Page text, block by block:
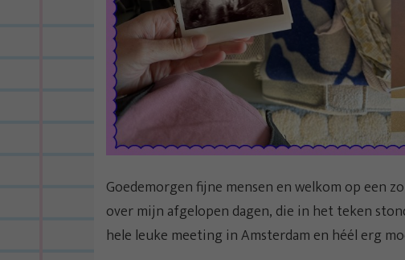
Goedemorgen fijne mensen en welkom op een
over mijn afgelopen dagen, die in het teken
hele leuke meeting in Amsterdam en héél erg